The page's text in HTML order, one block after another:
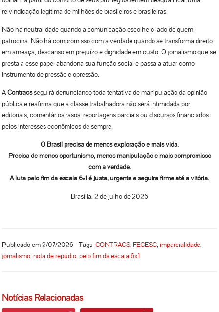
reivindicação legítima de milhões de brasileiros e brasileiras.
Não há neutralidade quando a comunicação escolhe o lado de quem
patrocina. Não há compromisso com a verdade quando se transforma direito
em ameaça, descanso em prejuízo e dignidade em custo. O jornalismo que se
presta a esse papel abandona sua função social e passa a atuar como
instrumento de pressão e opressão.
AContracsseguirá denunciando toda tentativa de manipulação da opinião
pública e reafirma que a classe trabalhadora não será intimidada por
editoriais, comentários rasos, reportagens parciais ou discursos financiados
pelos interesses econômicos de sempre.
O Brasil precisa de menos exploração e mais vida.
Precisa de menos oportunismo, menos manipulação e mais compromisso
com a verdade.
A luta pelo fim da escala 6×1 é justa, urgente e seguirá firme até a vitória.
Brasília, 2 de julho de 2026
Publicado em 2/07/2026 - Tags:CONTRACS, FECESC, imparcialidade,
jornalismo,nota de repúdio,pelo fim da escala 6x1
Notícias Relacionadas